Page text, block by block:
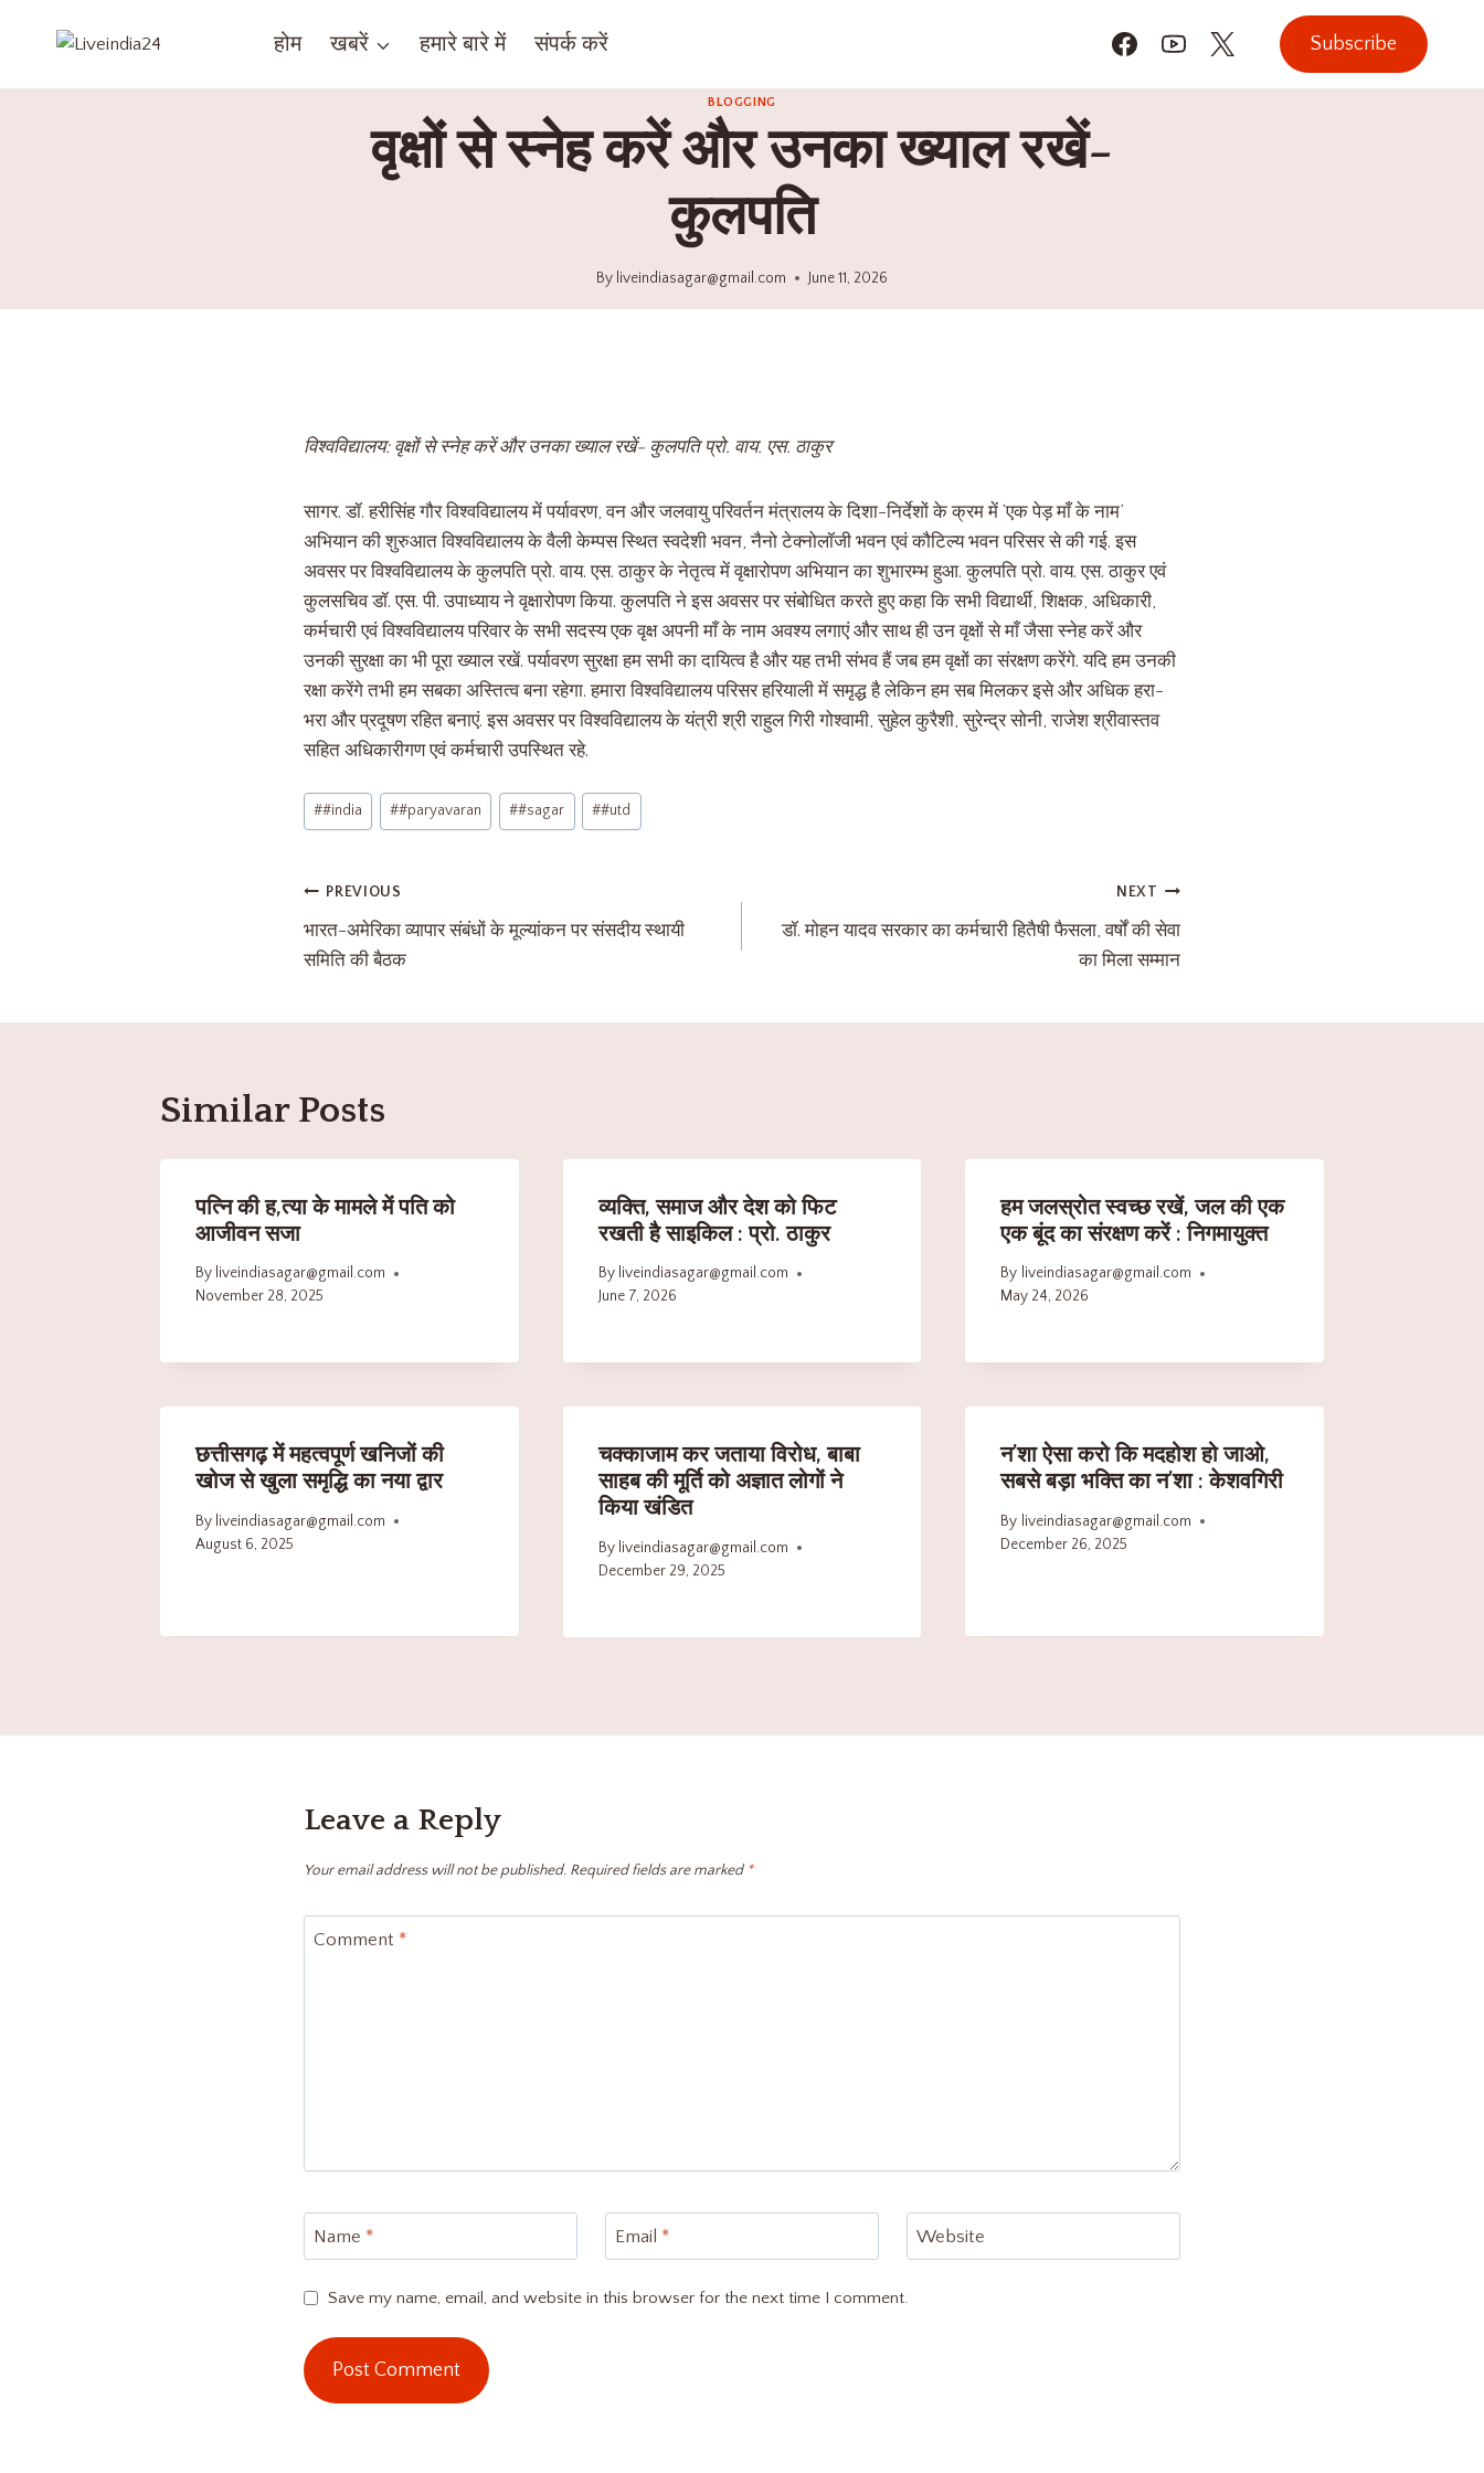
होम खबरें हमारे बारे में संपर्क करें Subscribe
BLOGGING
वृक्षों से स्नेह करें और उनका ख्याल रखें-
कुलपति
By liveindiasagar@gmail.com June 11, 2026
विश्वविद्यालय: वृक्षों से स्नेह करें और उनका ख्याल रखें- कुलपति प्रो. वाय. एस. ठाकुर
सागर. डॉ. हरीसिंह गौर विश्वविद्यालय में पर्यावरण, वन और जलवायु परिवर्तन मंत्रालय के दिशा-निर्देशों के क्रम में ‘एक पेड़ माँ के नाम’
अभियान की शुरुआत विश्वविद्यालय के वैली केम्पस स्थित स्वदेशी भवन, नैनो टेक्नोलॉजी भवन एवं कौटिल्य भवन परिसर से की गई. इस
अवसर पर विश्वविद्यालय के कुलपति प्रो. वाय. एस. ठाकुर के नेतृत्व में वृक्षारोपण अभियान का शुभारम्भ हुआ. कुलपति प्रो. वाय. एस. ठाकुर एवं
कुलसचिव डॉ. एस. पी. उपाध्याय ने वृक्षारोपण किया. कुलपति ने इस अवसर पर संबोधित करते हुए कहा कि सभी विद्यार्थी, शिक्षक, अधिकारी,
कर्मचारी एवं विश्वविद्यालय परिवार के सभी सदस्य एक वृक्ष अपनी माँ के नाम अवश्य लगाएं और साथ ही उन वृक्षों से माँ जैसा स्नेह करें और
उनकी सुरक्षा का भी पूरा ख्याल रखें. पर्यावरण सुरक्षा हम सभी का दायित्व है और यह तभी संभव हैं जब हम वृक्षों का संरक्षण करेंगे. यदि हम उनकी
रक्षा करेंगे तभी हम सबका अस्तित्व बना रहेगा. हमारा विश्वविद्यालय परिसर हरियाली में समृद्ध है लेकिन हम सब मिलकर इसे और अधिक हरा-
भरा और प्रदूषण रहित बनाएं. इस अवसर पर विश्वविद्यालय के यंत्री श्री राहुल गिरी गोश्वामी, सुहेल कुरैशी, सुरेन्द्र सोनी, राजेश श्रीवास्तव
सहित अधिकारीगण एवं कर्मचारी उपस्थित रहे.
##india ##paryavaran ##sagar ##utd
PREVIOUS
भारत-अमेरिका व्यापार संबंधों के मूल्यांकन पर संसदीय स्थायी
समिति की बैठक
NEXT
डॉ. मोहन यादव सरकार का कर्मचारी हितैषी फैसला, वर्षों की सेवा
का मिला सम्मान
Similar Posts
पत्नि की ह,त्या के मामले में पति को
आजीवन सजा
By liveindiasagar@gmail.com
November 28, 2025
व्यक्ति, समाज और देश को फिट
रखती है साइकिल : प्रो. ठाकुर
By liveindiasagar@gmail.com
June 7, 2026
हम जलस्रोत स्वच्छ रखें, जल की एक
एक बूंद का संरक्षण करें : निगमायुक्त
By liveindiasagar@gmail.com
May 24, 2026
छत्तीसगढ़ में महत्वपूर्ण खनिजों की
खोज से खुला समृद्धि का नया द्वार
By liveindiasagar@gmail.com
August 6, 2025
चक्काजाम कर जताया विरोध, बाबा
साहब की मूर्ति को अज्ञात लोगों ने
किया खंडित
By liveindiasagar@gmail.com
December 29, 2025
न’शा ऐसा करो कि मदहोश हो जाओ,
सबसे बड़ा भक्ति का न’शा : केशवगिरी
By liveindiasagar@gmail.com
December 26, 2025
Leave a Reply
Your email address will not be published. Required fields are marked*
Comment *
Name * Email * Website
Save my name, email, and website in this browser for the next time I comment.